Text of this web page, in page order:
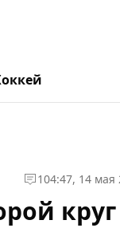
104:47, 14 мая
круг